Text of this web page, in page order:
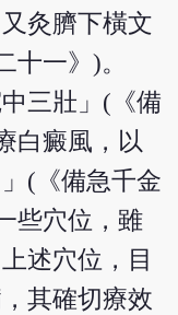
灸臍下橫文
十一》)。
三壯」(《備
白癜風，以
(《備急千金
些穴位，雖
述穴位，目
其確切療效